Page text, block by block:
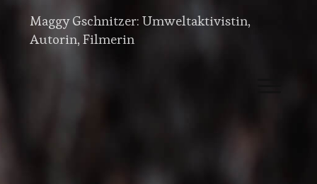
Maggy Gschnitzer: Umweltaktivistin,
Autorin, Filmerin